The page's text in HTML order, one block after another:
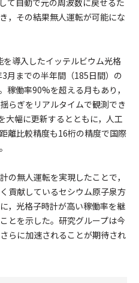
て自動で元の周波数に戻せるた
，その結果無人運転が可能にな
導入したイッテルビウム光格
月までの半年間（185日間）の
稼働率90%を超える月もあり，
らぎをリアルタイムで観測でき
大幅に更新するとともに，人工
離比較精度も16桁の精度で国際
の無人運転を実現したことで，
貢献しているセシウム原子泉方
，光格子時計が高い稼働率を継
とを示した。研究グループは今
らに加速されることが期待され